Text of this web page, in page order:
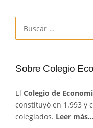
Sobre Colegio
El Colegio de
constituyó en 1.993 y
colegiados. Leer más…